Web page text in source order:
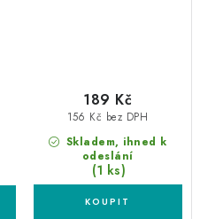
Skladem, ihned k
odeslání
(1 ks)
156 Kč bez DPH
189 Kč